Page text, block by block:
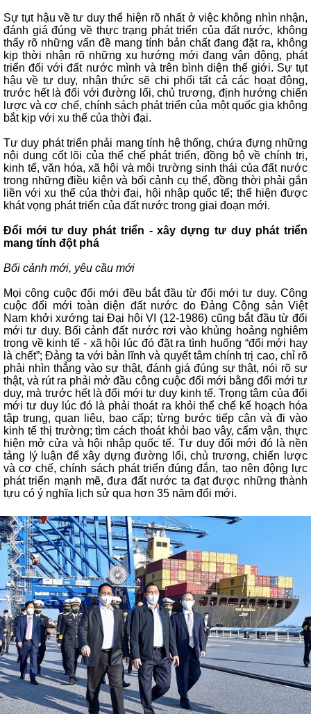
Sự tụt hậu về tư duy thể hiện rõ nhất ở việc không nhìn nhận,
đánh giá đúng về thực trạng phát triển của đất nước, không
thấy rõ những vấn đề mang tính bản chất đang đặt ra, không
kịp thời nhận rõ những xu hướng mới đang vận động, phát
triển đối với đất nước mình và trên bình diện thế giới. Sự tụt
hậu về tư duy, nhận thức sẽ chi phối tất cả các hoạt động,
trước hết là đối với đường lối, chủ trương, định hướng chiến
lược và cơ chế, chính sách phát triển của một quốc gia không
bắt kịp với xu thế của thời đại.
Tư duy phát triển phải mang tính hệ thống, chứa đựng những
nội dung cốt lõi của thể chế phát triển, đồng bộ về chính trị,
kinh tế, văn hóa, xã hội và môi trường sinh thái của đất nước
trong những điều kiện và bối cảnh cụ thể, đồng thời phải gắn
liền với xu thế của thời đại, hội nhập quốc tế; thể hiện được
khát vọng phát triển của đất nước trong giai đoạn mới.
Đổi mới tư duy phát triển - xây dựng tư duy phát triển
mang tính đột phá
Bối cảnh mới, yêu cầu mới
Mọi công cuộc đổi mới đều bắt đầu từ đổi mới tư duy. Công
cuộc đổi mới toàn diện đất nước do Đảng Cộng sản Việt
Nam khởi xướng tại Đại hội VI (12-1986) cũng bắt đầu từ đổi
mới tư duy. Bối cảnh đất nước rơi vào khủng hoảng nghiêm
trọng về kinh tế - xã hội lúc đó đặt ra tình huống “đổi mới hay
là chết”; Đảng ta với bản lĩnh và quyết tâm chính trị cao, chỉ rõ
phải nhìn thẳng vào sự thật, đánh giá đúng sự thật, nói rõ sự
thật, và rút ra phải mở đầu công cuộc đổi mới bằng đổi mới tư
duy, mà trước hết là đổi mới tư duy kinh tế. Trọng tâm của đổi
mới tư duy lúc đó là phải thoát ra khỏi thể chế kế hoạch hóa
tập trung, quan liêu, bao cấp; từng bước tiếp cận và đi vào
kinh tế thị trường; tìm cách thoát khỏi bao vây, cấm vận, thực
hiện mở cửa và hội nhập quốc tế. Tư duy đổi mới đó là nền
tảng lý luận để xây dựng đường lối, chủ trương, chiến lược
và cơ chế, chính sách phát triển đúng đắn, tạo nên động lực
phát triển mạnh mẽ, đưa đất nước ta đạt được những thành
tựu có ý nghĩa lịch sử qua hơn 35 năm đổi mới.